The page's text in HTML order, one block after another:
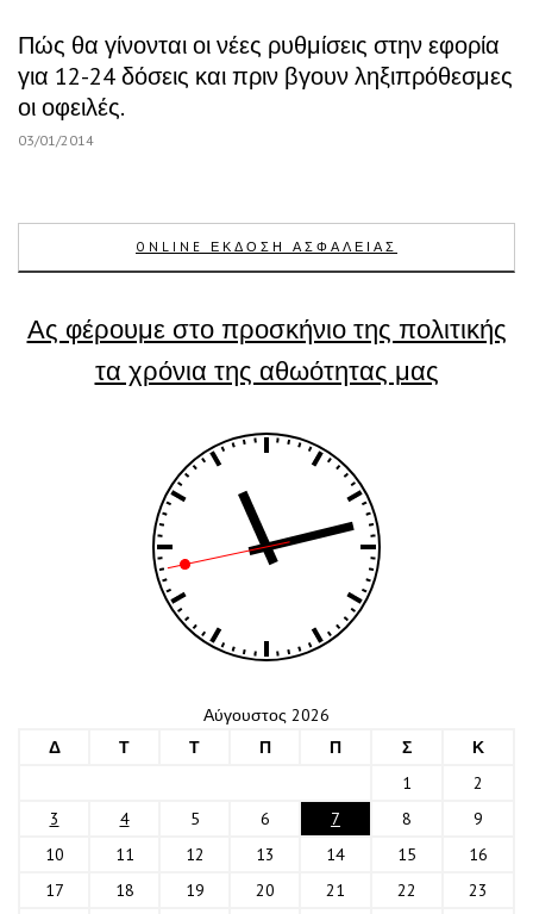
Πώς θα γίνονται οι νέες ρυθμίσεις στην εφορία
για 12-24 δόσεις και πριν βγουν ληξιπρόθεσμες
οι οφειλές.
03/01/2014
ONLINE ΕΚΔΟΣΗ ΑΣΦΑΛΕΙΑΣ
Ας φέρουμε στο προσκήνιο της πολιτικής
τα χρόνια της αθωότητας μας
Αύγουστος 2026
Δ
Τ Τ Π Π Σ
Κ
1
2
3
4 5 6 7 8
9
10
11 12 13 14 15
16
17
18 19 20 21 22
23